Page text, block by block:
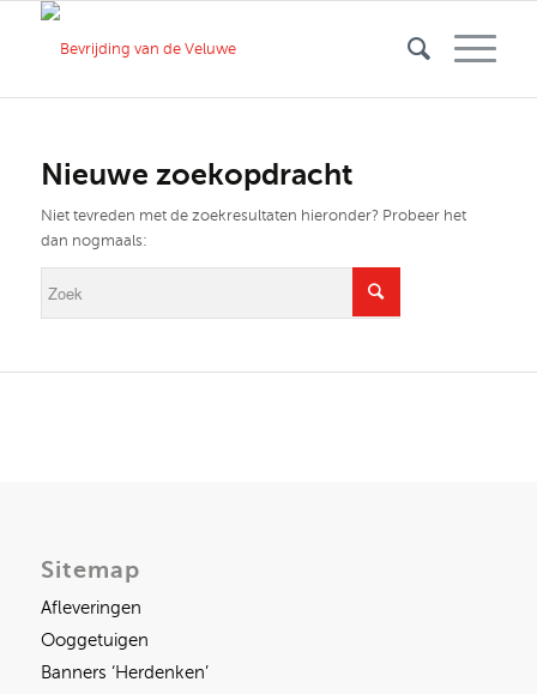
Nieuwe zoekopdracht
Niet tevreden met de zoekresultaten hieronder? Probeer het
dan nogmaals:
Sitemap
Afleveringen
Ooggetuigen
Banners ‘Herdenken’